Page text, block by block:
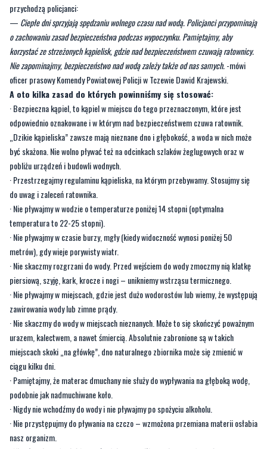
korzystać ze strzeżonych kąpielisk, gdzie nad bezpieczeństwem czuwają ratownicy.
Nie zapominajmy, bezpieczeństwo nad wodą zależy także od nas samych.-mówi
oficer prasowy Komendy Powiatowej Policji w Tczewie Dawid Krajewski.
A oto kilka zasad do których powinniśmy się stosować:
· Bezpieczna kąpiel, to kąpiel w miejscu do tego przeznaczonym, które jest
odpowiednio oznakowane i w którym nad bezpieczeństwem czuwa ratownik.
„Dzikie kąpieliska” zawsze mają nieznane dno i głębokość, a woda w nich może
być skażona. Nie wolno pływać też na odcinkach szlaków żeglugowych oraz w
pobliżu urządzeń i budowli wodnych.
· Przestrzegajmy regulaminu kąpieliska, na którym przebywamy. Stosujmy się
do uwag i zaleceń ratownika.
· Nie pływajmy w wodzie o temperaturze poniżej 14 stopni (optymalna
temperatura to 22-25 stopni).
· Nie pływajmy w czasie burzy, mgły (kiedy widoczność wynosi poniżej 50
metrów), gdy wieje porywisty wiatr.
· Nie skaczmy rozgrzani do wody. Przed wejściem do wody zmoczmy nią klatkę
piersiową, szyję, kark, krocze i nogi – unikniemy wstrząsu termicznego.
· Nie pływajmy w miejscach, gdzie jest dużo wodorostów lub wiemy, że występują
zawirowania wody lub zimne prądy.
· Nie skaczmy do wody w miejscach nieznanych. Może to się skończyć poważnym
urazem, kalectwem, a nawet śmiercią. Absolutnie zabronione są w takich
miejscach skoki „na główkę”, dno naturalnego zbiornika może się zmienić w
ciągu kilku dni.
· Pamiętajmy, że materac dmuchany nie służy do wypływania na głęboką wodę,
podobnie jak nadmuchiwane koło.
· Nigdy nie wchodźmy do wody i nie pływajmy po spożyciu alkoholu.
· Nie przystępujmy do pływania na czczo – wzmożona przemiana materii osłabia
nasz organizm.
· Nie pływajmy również bezpośrednio po posiłku – zimna woda może
doprowadzić do bolesnego skurczu żołądka, co może nieść za sobą bardzo
poważne konsekwencje.